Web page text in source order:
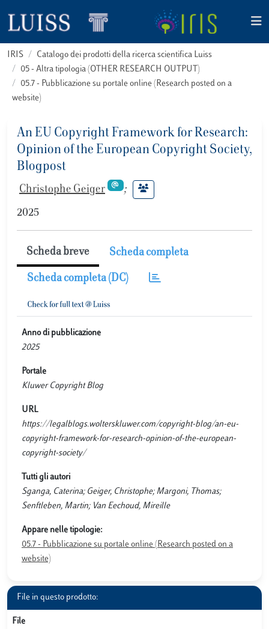
IRIS
Catalogo dei prodotti della ricerca scientifica Luiss
05 - Altra tipologia (OTHER RESEARCH OUTPUT)
05.7 - Pubblicazione su portale online (Research posted on a
website)
An EU Copyright Framework for Research:
Opinion of the European Copyright Society,
Blogpost
Christophe Geiger ;
2025
Scheda breve Scheda completa
Scheda completa (DC)
Anno di pubblicazione
2025
Portale
Kluwer Copyright Blog
URL
https://legalblogs.wolterskluwer.com/copyright-blog/an-eu-
copyright-framework-for-research-opinion-of-the-european-
copyright-society/
Tutti gli autori
Sganga, Caterina; Geiger, Christophe; Margoni, Thomas;
Senftleben, Martin; Van Eechoud, Mireille
Appare nelle tipologie:
05.7 - Pubblicazione su portale online (Research posted on a
website)
File in questo prodotto:
File